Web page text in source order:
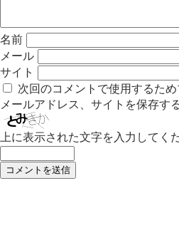
名前
メール
サイト
次回のコメントで使用するため
メールアドレス、サイトを保存する
上に表示された文字を入力してくだ